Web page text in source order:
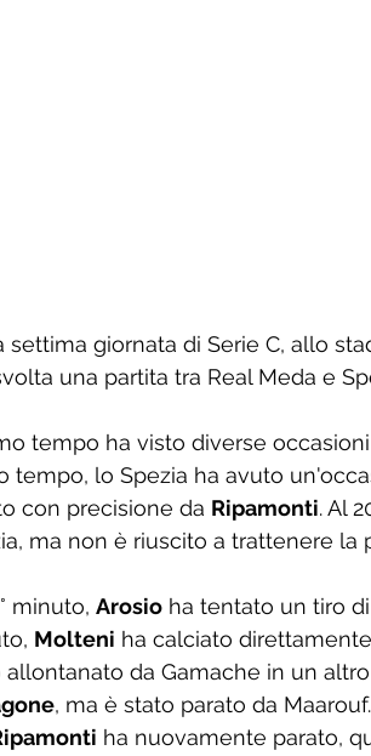
settima giornata di Serie C, allo
una partita tra Real Meda e
tempo ha visto diverse
tempo, lo Spezia ha avuto
con precisione da Ripamonti. Al
ma non è riuscito a trattenere la
minuto, Arosio ha tentato un tiro
Molteni ha calciato
allontanato da Gamache in un
, ma è stato parato da
ha nuovamente parato,